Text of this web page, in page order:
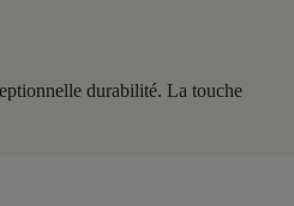
durabilité. La touche